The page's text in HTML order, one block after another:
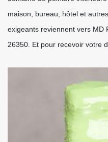
maison, bureau, hôtel et
exigeants reviennent vers MD
26350. Et pour recevoir votre